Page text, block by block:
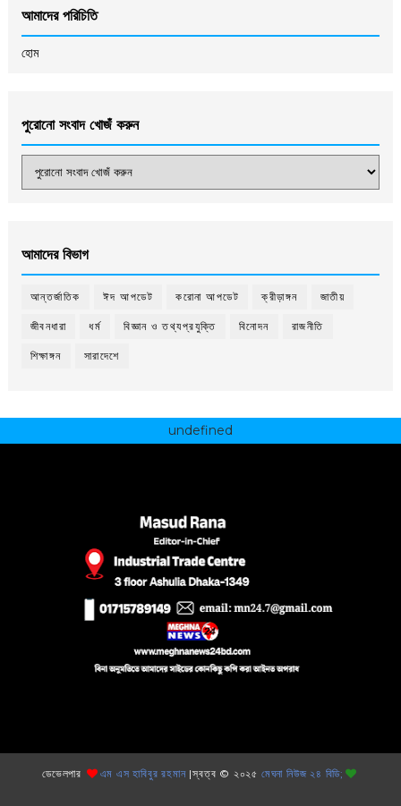
আমাদের পরিচিতি
হোম
পুরোনো সংবাদ খোজঁ করুন
আমাদের বিভাগ
আন্তর্জাতিক ঈদ আপডেট করোনা আপডেট ক্রীড়াঙ্গন জাতীয়
জীবনধারা ধর্ম বিজ্ঞান ও তথ্যপ্রযুক্তি বিনোদন রাজনীতি
শিক্ষাঙ্গন সারাদেশে
undefined
ডেভেলপার এম এস হাবিবুর রহমান|স্বত্ব © ২০২৫ মেঘনা নিউজ ২৪ বিডি;